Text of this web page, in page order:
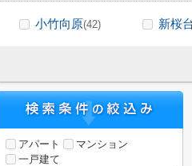
小竹向原(42) 新桜
アパート
マンション
一戸建て